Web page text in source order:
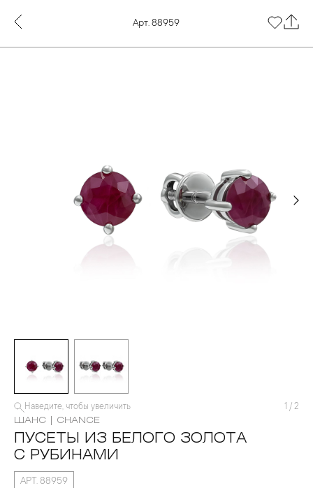
Арт. 88959
Наведите, чтобы увеличить 1 / 2
ШАНС | CHANCE
ПУСЕТЫ ИЗ БЕЛОГО ЗОЛОТА
С РУБИНАМИ
АРТ. 88959